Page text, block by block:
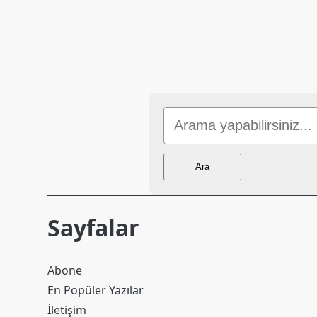
Sitede
Ara
Ara
Sayfalar
Abone
En Popüler Yazılar
İletişim